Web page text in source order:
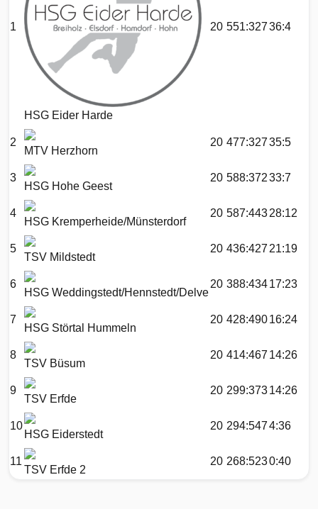
1
HSG Eider Harde
20 551:32736:4
2
MTV Herzhorn
20 477:32735:5
3
HSG Hohe Geest
20 588:37233:7
4
HSG Kremperheide/Münsterdorf
20 587:44328:12
5
TSV Mildstedt
20 436:427 21:19
6
HSG Weddingstedt/Hennstedt/Delve
20 388:43417:23
7
HSG Störtal Hummeln
20 428:49016:24
8
TSV Büsum
20 414:467 14:26
9
TSV Erfde
20 299:37314:26
10
HSG Eiderstedt
20 294:5474:36
11
TSV Erfde 2
20 268:5230:40